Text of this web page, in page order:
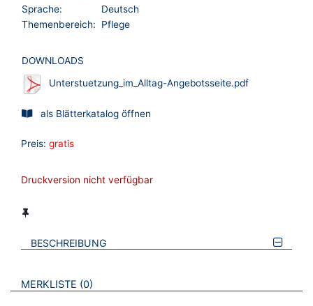
Sprache:
Deutsch
Themenbereich:
Pflege
DOWNLOADS
Unterstuetzung_im_Alltag-Angebotsseite.pdf
als Blätterkatalog öffnen
Preis: gratis
Druckversion nicht verfügbar
BESCHREIBUNG
VERWEISE AUF VERMERKTE- ODER ZULETZT ANGESEHENE
MERKLISTE 0 BROSCHÜREN